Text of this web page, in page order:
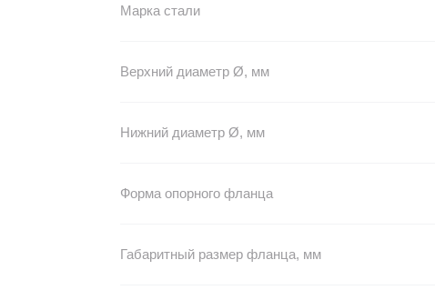
Марка стали
Верхний диаметр Ø, мм
Нижний диаметр Ø, мм
Форма опорного фланца
Габаритный размер фланца, мм